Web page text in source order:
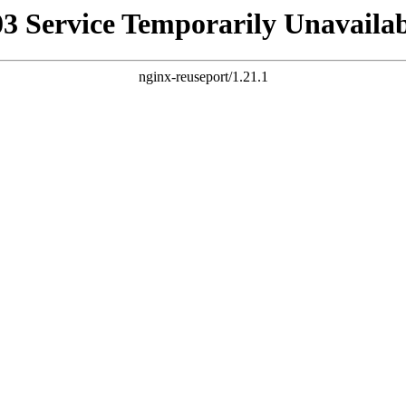
Service Temporarily
nginx-reuseport/1.21.1